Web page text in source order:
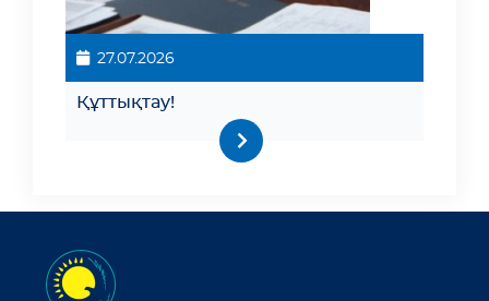
27.07.2026
Құттықтау!